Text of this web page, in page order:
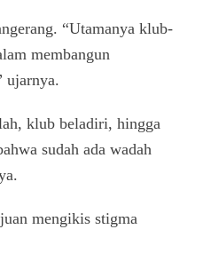
“Utamanya klub-
membangun
ujarnya.
klub beladiri, hingga
sudah ada wadah
mengikis stigma